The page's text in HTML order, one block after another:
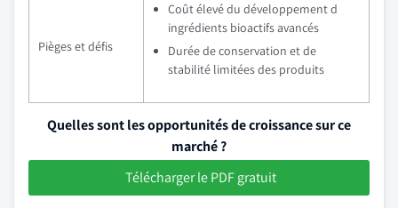
Pièges et défis
Coût élevé du développement d
ingrédients bioactifs avancés
Durée de conservation et de
stabilité limitées des produits
Quelles sont les opportunités de croissance sur ce
marché ?
Télécharger le PDF gratuit